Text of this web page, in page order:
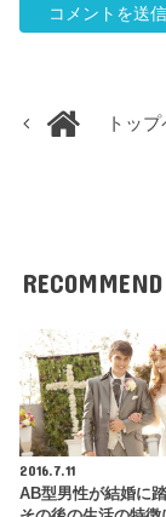
トッ
RECOMMEND
2016.7.11
AB型男性が結婚に